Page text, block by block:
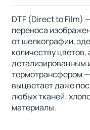
DTF (Direct to Film)
переноса
от шелкографии,
количеству цветов,
детализированным
термотрансфером —
выцветает даже
любых тканей:
материалы.